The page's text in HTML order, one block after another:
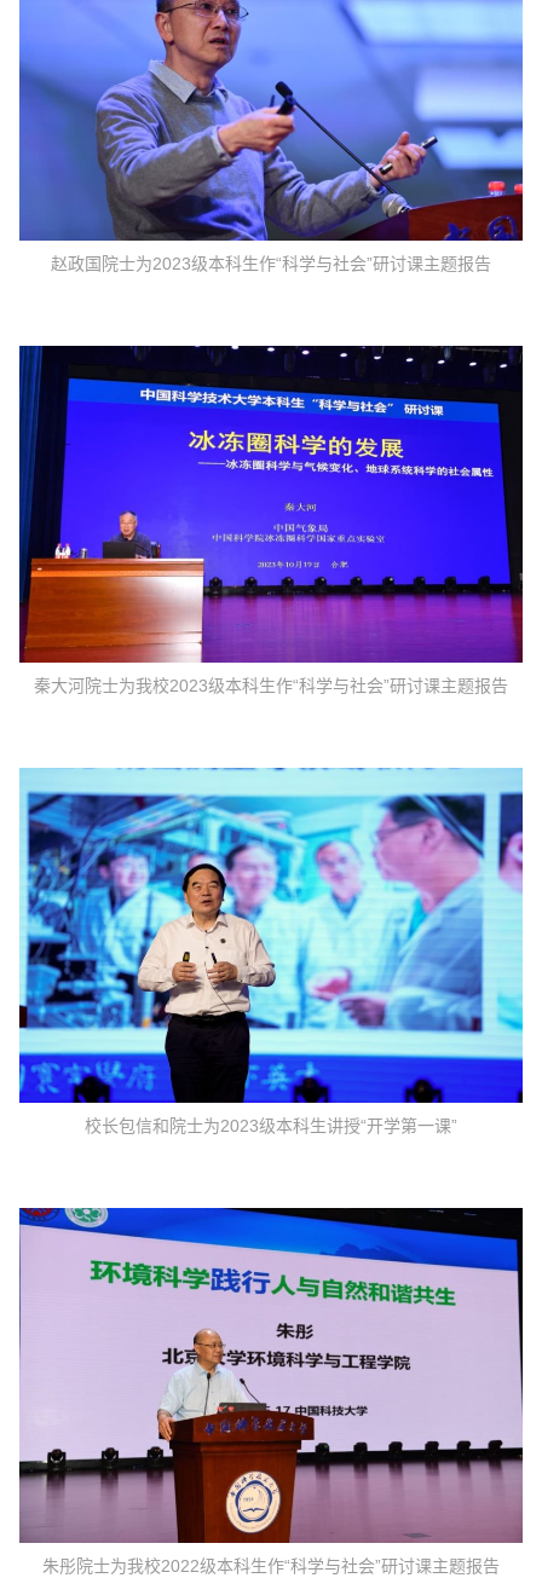
赵政国院士为2023级本科生作“科学与社会”研讨课主题报告
秦大河院士为我校2023级本科生作“科学与社会”研讨课主题报告
校长包信和院士为2023级本科生讲授“开学第一课”
朱彤院士为我校2022级本科生作“科学与社会”研讨课主题报告